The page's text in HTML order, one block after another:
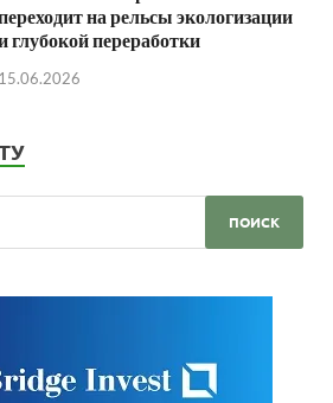
на рельсы экологизации
глубокой переработки
15.06.2026